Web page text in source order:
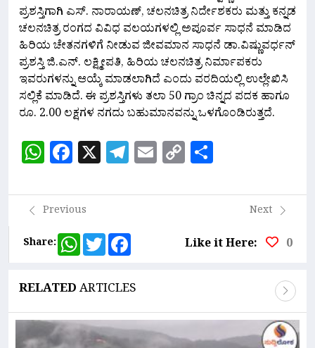
ಪ್ರಶಸ್ತಿಗಾಗಿ ಎಸ್. ನಾರಾಯಣ್, ಚಲನಚಿತ್ರ ನಿರ್ದೇಶಕರು ಮತ್ತು ಕನ್ನಡ
ಚಲನಚಿತ್ರ ರಂಗದ ವಿವಿಧ ವಲಯಗಳಲ್ಲಿ ಅಪೂರ್ವ ಸಾಧನೆ ಮಾಡಿದ
ಹಿರಿಯ ಚೇತನಗಳಿಗೆ ನೀಡುವ ಜೀವಮಾನ ಸಾಧನೆ ಡಾ.ವಿಷ್ಣುವರ್ಧನ್
ಪ್ರಶಸ್ತಿ ಜಿ.ಎನ್. ಲಕ್ಷ್ಮೀಪತಿ, ಹಿರಿಯ ಚಲನಚಿತ್ರ ನಿರ್ಮಾಪಕರು
ಇವರುಗಳನ್ನು ಆಯ್ಕೆ ಮಾಡಲಾಗಿದೆ ಎಂದು ವರದಿಯಲ್ಲಿ‌ ಉಲ್ಲೇಖಿಸಿ
ಸಲ್ಲಿಕೆ‌ ಮಾಡಿದೆ. ಈ ಪ್ರಶಸ್ತಿಗಳು ತಲಾ 50 ಗ್ರಾಂ ಚಿನ್ನದ ಪದಕ ಹಾಗೂ
ರೂ. 2.00 ಲಕ್ಷಗಳ ನಗದು ಬಹುಮಾನವನ್ನು ಒಳಗೊಂಡಿರುತ್ತದೆ.
WhatsApp
Facebook
X Telegram
Email
Copy
Link
Previous
Next
Share:
WhatsApp
Twitter Like it Here: 0
RELATEDARTICLES